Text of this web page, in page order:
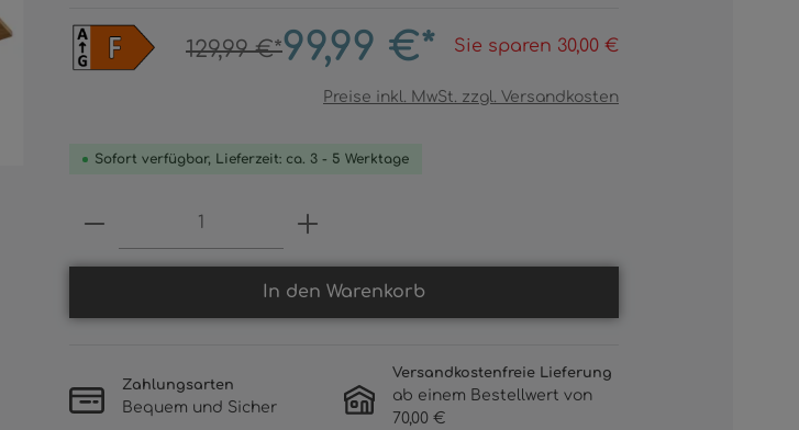
129,99 €*99,99 €* Sie sparen 30,00 €
Preise inkl. MwSt. zzgl. Versandkosten
Sofort verfügbar, Lieferzeit: ca. 3 - 5 Werktage
Produkt Anzahl: Gib den gewünschten Wert ein
In den Warenkorb
Zahlungsarten
Bequem und Sicher
Versandkostenfreie Lieferung
ab einem Bestellwert von
70,00 €